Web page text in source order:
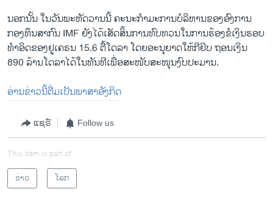
ນອກນັ້ນ ໃນ​ວັນ​ພະ​ຫັດ​ວານນີ້ ຄະ​ນະ​ກຳ​ມະ​ການບ​ໍ​ລິ​ຫານ​ຂອງ​ອົງ​ການ
ກອງ​ທຶນສາ​ກົນ IMF ຍັງ​ໄດ້​ເສັດ​ສິ້ນ​ການ​ທົບ​ທວນ​ໃນ​ການ​ຮ້ອງ​ຂໍ​ເງິນ​ຮອບ
ທຳ​ອິດ​ຂອງ​ຢູເຄ​ຣນ 15.6 ຕື້​ໂດ​ລາ ໂດຍ​ອະ​ນຸ​ຍາດ​ໃຫ້​ກີ​ຢິບ ຖອນ​ເງິນ​
890 ລ້ານ​ໂດ​ລາໄດ້​ໃນ​ທັນ​ທີ​ເພື່ອ​ສະ​ໜັບ​ສະ​ໜຸນ​ງົບ​ປະ​ມານ.
ອ່າ​ນ​ຂ່າວນີ້​ຕື່ມ​ເປັນ​ພາ​ສາ​ອັງ​ກິດ
ແຊຣ໌ Follow us
This item is part of
ຂ່າວ
ໂລກ